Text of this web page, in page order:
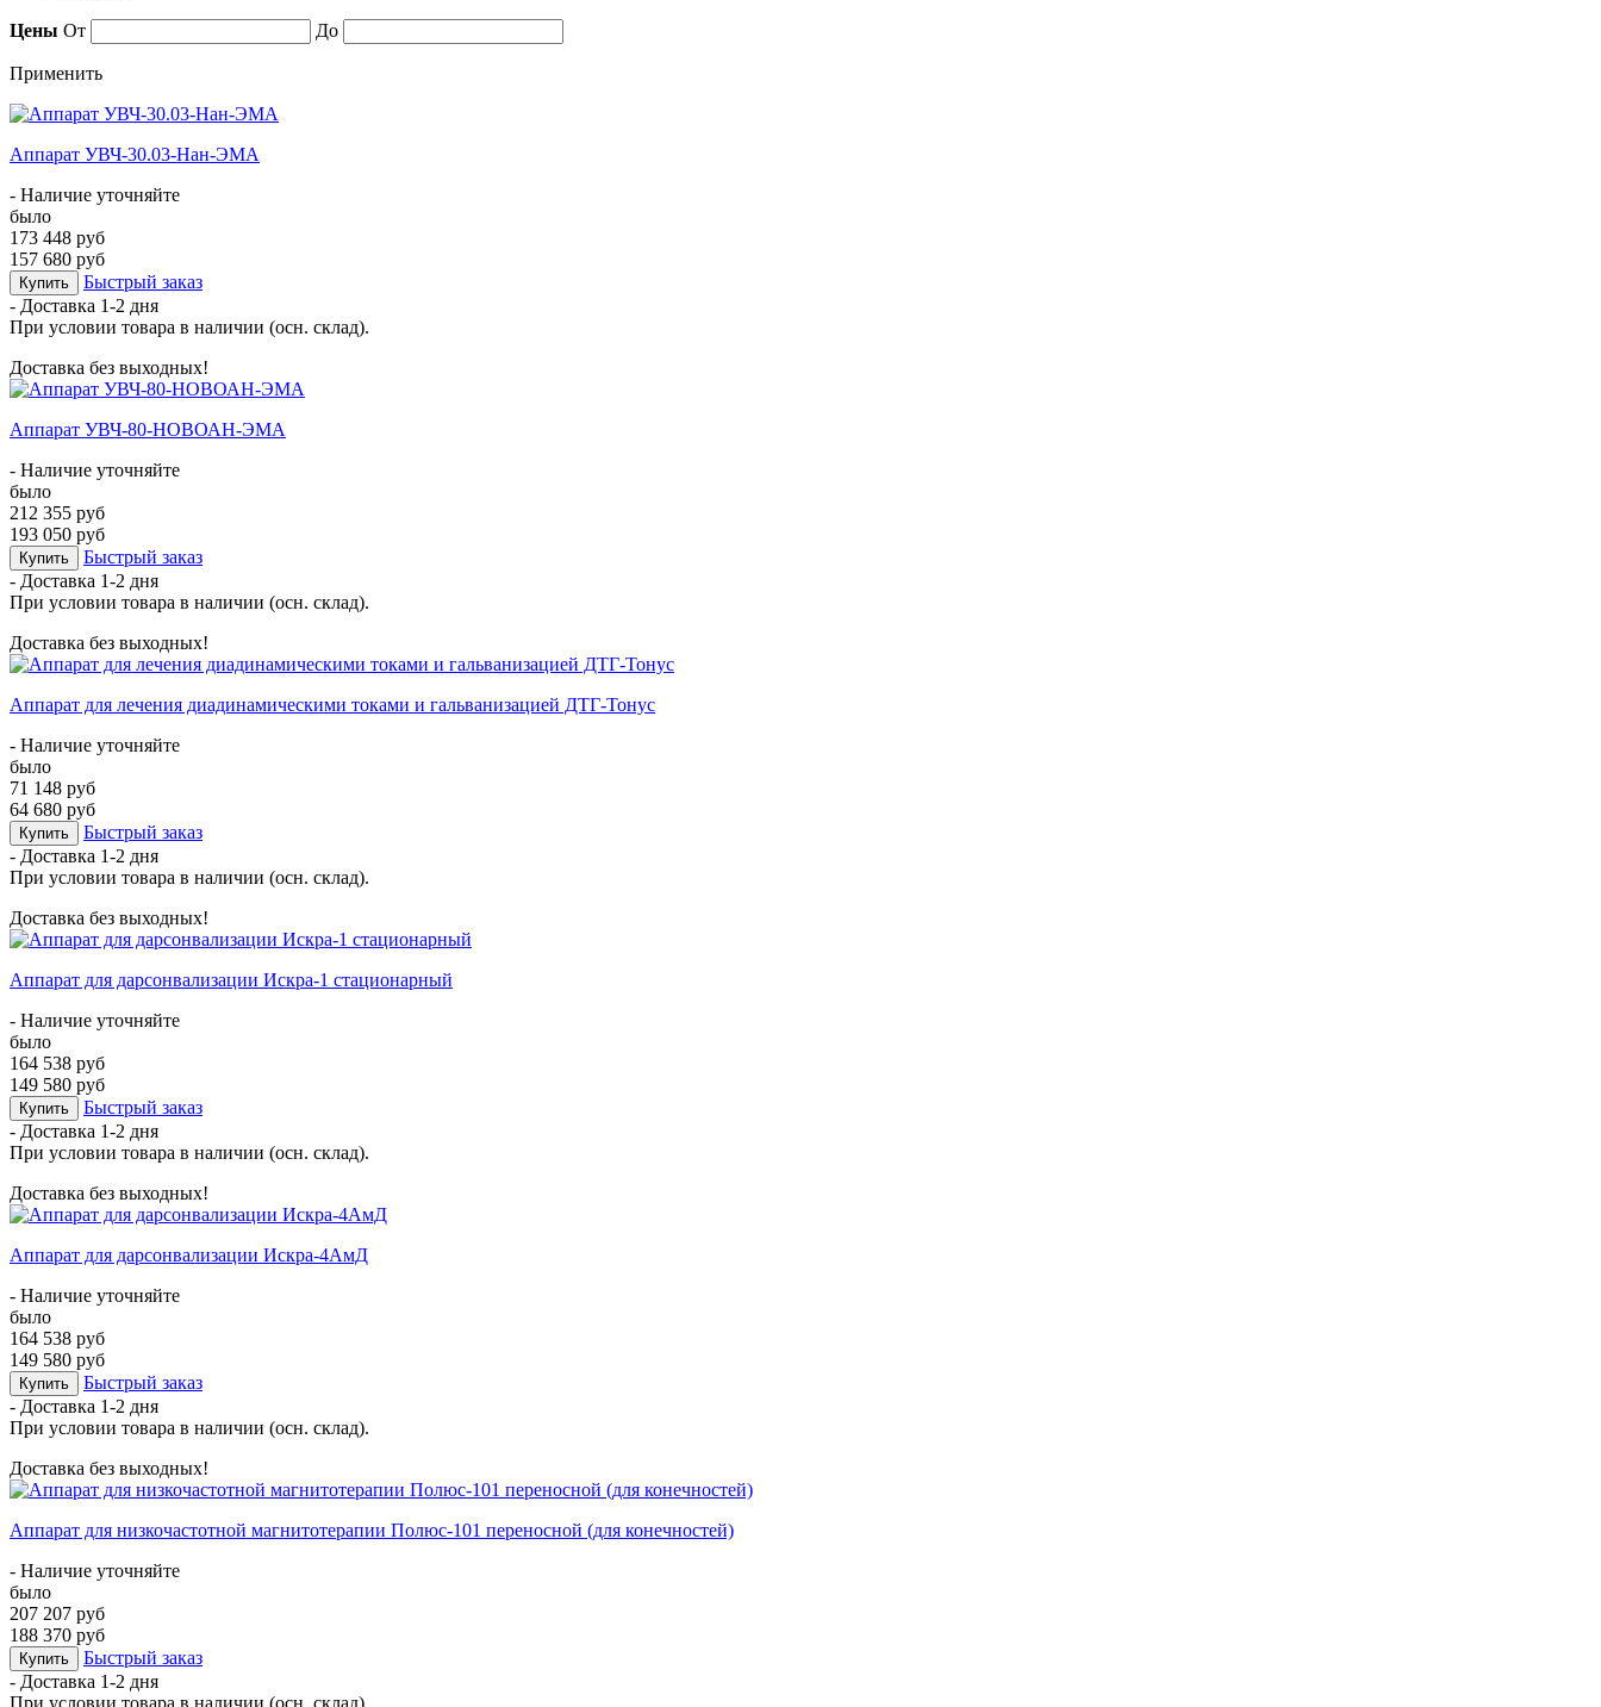
Цены От До
Применить
Аппарат УВЧ-30.03-Нан-ЭМА
- Наличие уточняйте
было
173 448 руб
157 680 руб
Купить
Быстрый заказ
- Доставка 1-2 дня
При условии товара в наличии (осн. склад).
Доставка без выходных!
Аппарат УВЧ-80-НОВОАН-ЭМА
- Наличие уточняйте
было
212 355 руб
193 050 руб
Купить
Быстрый заказ
- Доставка 1-2 дня
При условии товара в наличии (осн. склад).
Доставка без выходных!
Аппарат для лечения диадинамическими токами и гальванизацией ДТГ-Тонус
- Наличие уточняйте
было
71 148 руб
64 680 руб
Купить
Быстрый заказ
- Доставка 1-2 дня
При условии товара в наличии (осн. склад).
Доставка без выходных!
Аппарат для дарсонвализации Искра-1 стационарный
- Наличие уточняйте
было
164 538 руб
149 580 руб
Купить
Быстрый заказ
- Доставка 1-2 дня
При условии товара в наличии (осн. склад).
Доставка без выходных!
Аппарат для дарсонвализации Искра-4АмД
- Наличие уточняйте
было
164 538 руб
149 580 руб
Купить
Быстрый заказ
- Доставка 1-2 дня
При условии товара в наличии (осн. склад).
Доставка без выходных!
Аппарат для низкочастотной магнитотерапии Полюс-101 переносной (для конечностей)
- Наличие уточняйте
было
207 207 руб
188 370 руб
Купить
Быстрый заказ
- Доставка 1-2 дня
При условии товара в наличии (осн. склад).